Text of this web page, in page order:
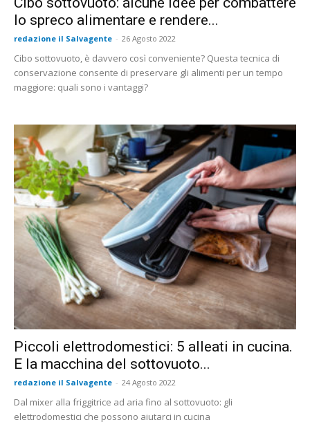
lo spreco alimentare e rendere...
redazione il Salvagente - 26 Agosto 2022
Cibo sottovuoto, è davvero così conveniente? Questa tecnica di
conservazione consente di preservare gli alimenti per un tempo
maggiore: quali sono i vantaggi?
Piccoli elettrodomestici: 5 alleati in cucina.
E la macchina del sottovuoto...
redazione il Salvagente - 24 Agosto 2022
Dal mixer alla friggitrice ad aria fino al sottovuoto: gli
elettrodomestici che possono aiutarci in cucina